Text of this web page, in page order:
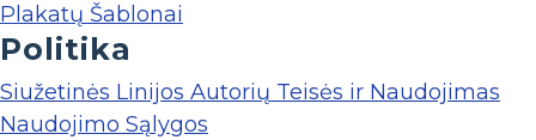
Plakatų Šablonai
Politika
Siužetinės Linijos Autorių Teisės ir Naudojimas
Naudojimo Sąlygos